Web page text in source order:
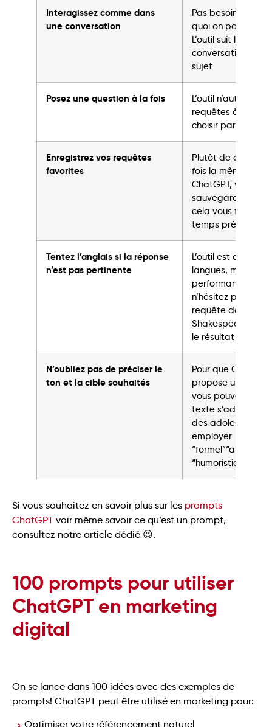
Interagissez comme dans
une conversation
Pas besoin de
quoi on parle à
L’outil suit le fil de
conversation et
sujet
Posez une question à la fois
L’outil n’autorise
requêtes à la fois.
choisir par quoi
Enregistrez vos requêtes
favorites
Plutôt de
fois la même
ChatGPT, vous
sauvegarder une
cela vous fera
temps précieux
Tentez l’anglais si la réponse
n’est pas pertinente
L’outil est
langues, mais il
performant en
n’hésitez pas à
requête dans la
Shakespeare
le résultat
N’oubliez pas de préciser le
ton et la cible souhaités
Pour que
propose un
vous pouvez
texte s’adresse
des adolescents”
employer
“humoristique”
Si vous souhaitez en savoir plus sur les prompts
ChatGPT voir même savoir ce qu’est un prompt,
consultez notre article dédié 😉.
100 prompts pour utiliser
ChatGPT en marketing
digital
On se lance dans 100 idées avec des exemples de
prompts! ChatGPT peut être utilisé en marketing pour:
Optimiser votre référencement naturel